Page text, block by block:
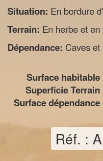
Situation: En bordure
Terrain: En herbe et
Dépendance: Caves
Surface habitable
Superficie Terrain
Surface dépendance
Réf. :